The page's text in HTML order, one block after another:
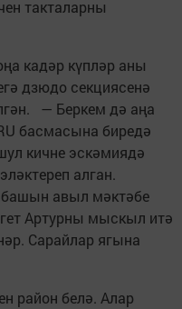
такталарны
кадәр күпләр аны
дзюдо секциясенә
— Беркем дә аңа
басмасына биредә
кичне эскәмиядә
алган.
башын авыл мәктәбе
Артурны мыскыл итә
Сарайлар ягына
район белә. Алар